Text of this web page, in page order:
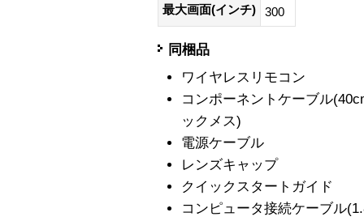
最大画面(インチ)
300
同梱品
ワイヤレスリモコン
コンポーネントケーブル
ックメス)
電源ケーブル
レンズキャップ
クイックスタートガイド
コンピュータ接続ケーブル